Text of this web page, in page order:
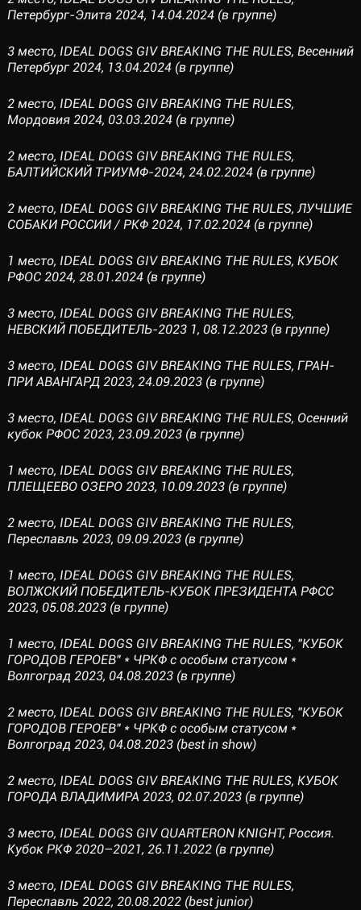
Петербург-Элита 2024, 14.04.2024 (в группе)
3 место, IDEAL DOGS GIV BREAKING THE RULES, Весенний
Петербург 2024, 13.04.2024 (в группе)
2 место, IDEAL DOGS GIV BREAKING THE RULES,
Мордовия 2024, 03.03.2024 (в группе)
2 место, IDEAL DOGS GIV BREAKING THE RULES,
БАЛТИЙСКИЙ ТРИУМФ-2024, 24.02.2024 (в группе)
2 место, IDEAL DOGS GIV BREAKING THE RULES, ЛУЧШИЕ
СОБАКИ РОССИИ / РКФ 2024, 17.02.2024 (в группе)
1 место, IDEAL DOGS GIV BREAKING THE RULES, КУБОК
РФОС 2024, 28.01.2024 (в группе)
3 место, IDEAL DOGS GIV BREAKING THE RULES,
НЕВСКИЙ ПОБЕДИТЕЛЬ-2023 1, 08.12.2023 (в группе)
3 место, IDEAL DOGS GIV BREAKING THE RULES, ГРАН-
ПРИ АВАНГАРД 2023, 24.09.2023 (в группе)
3 место, IDEAL DOGS GIV BREAKING THE RULES, Осенний
кубок РФОС 2023, 23.09.2023 (в группе)
1 место, IDEAL DOGS GIV BREAKING THE RULES,
ПЛЕЩЕЕВО ОЗЕРО 2023, 10.09.2023 (в группе)
2 место, IDEAL DOGS GIV BREAKING THE RULES,
Переславль 2023, 09.09.2023 (в группе)
1 место, IDEAL DOGS GIV BREAKING THE RULES,
ВОЛЖСКИЙ ПОБЕДИТЕЛЬ-КУБОК ПРЕЗИДЕНТА РФСС
2023, 05.08.2023 (в группе)
1 место, IDEAL DOGS GIV BREAKING THE RULES, "КУБОК
ГОРОДОВ ГЕРОЕВ" * ЧРКФ с особым статусом *
Волгоград 2023, 04.08.2023 (в группе)
2 место, IDEAL DOGS GIV BREAKING THE RULES, "КУБОК
ГОРОДОВ ГЕРОЕВ" * ЧРКФ с особым статусом *
Волгоград 2023, 04.08.2023 (best in show)
2 место, IDEAL DOGS GIV BREAKING THE RULES, КУБОК
ГОРОДА ВЛАДИМИРА 2023, 02.07.2023 (в группе)
3 место, IDEAL DOGS GIV QUARTERON KNIGHT, Россия.
Кубок РКФ 2020–2021, 26.11.2022 (в группе)
3 место, IDEAL DOGS GIV BREAKING THE RULES,
Переславль 2022, 20.08.2022 (best junior)